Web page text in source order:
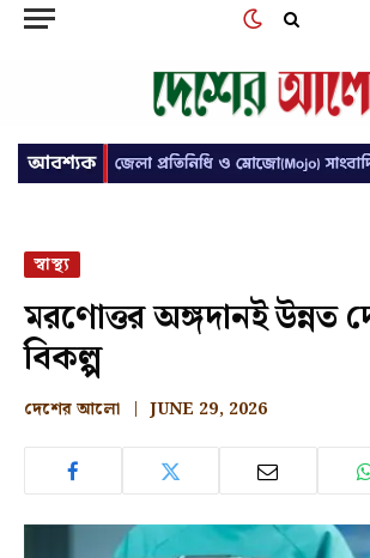
স্বাস্থ্য
মরণোত্তর অঙ্গদানই উন্নত
বিকল্প
দেশের আলো JUNE 29, 2026